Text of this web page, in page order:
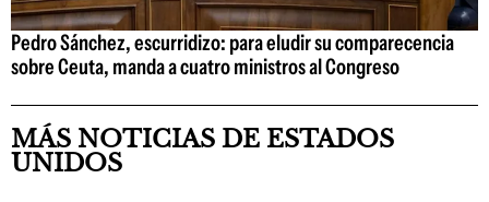
Pedro Sánchez, escurridizo: para eludir su comparecencia
sobre Ceuta, manda a cuatro ministros al Congreso
MÁS NOTICIAS DE ESTADOS
UNIDOS